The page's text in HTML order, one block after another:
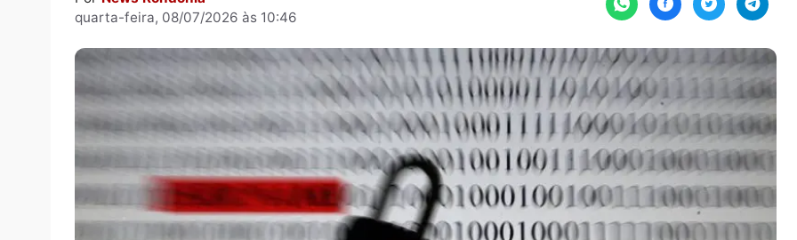
Por News Rondônia
quarta-feira, 08/07/2026 às 10:46